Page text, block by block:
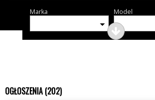
Marka Model
OGŁOSZENIA (202)